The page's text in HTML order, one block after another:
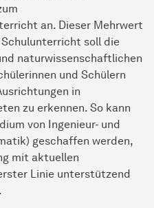
an. Dieser Mehrwert
soll die
naturwissenschaftlichen
und Schülern
in
zu erkennen. So kann
von Ingenieur- und
geschaffen werden,
mit aktuellen
Linie unterstützend